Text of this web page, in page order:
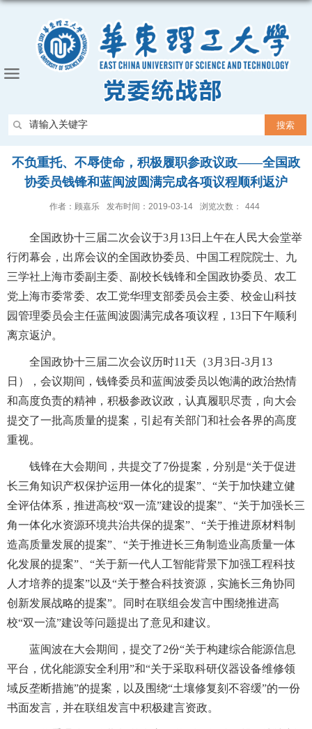
不负重托、不辱使命，积极履职参政议政——全国政
协委员钱锋和蓝闽波圆满完成各项议程顺利返沪
作者：顾嘉乐 发布时间：2019-03-14 浏览次数： 444
全国政协十三届二次会议于3月13日上午在人民大会堂举
行闭幕会，出席会议的全国政协委员、中国工程院院士、九
三学社上海市委副主委、副校长钱锋和全国政协委员、农工
党上海市委常委、农工党华理支部委员会主委、校金山科技
园管理委员会主任蓝闽波圆满完成各项议程，13日下午顺利
离京返沪。
全国政协十三届二次会议历时11天（3月3日-3月13
日），会议期间，钱锋委员和蓝闽波委员以饱满的政治热情
和高度负责的精神，积极参政议政，认真履职尽责，向大会
提交了一批高质量的提案，引起有关部门和社会各界的高度
重视。
钱锋在大会期间，共提交了7份提案，分别是“关于促进
长三角知识产权保护运用一体化的提案”、“关于加快建立健
全评估体系，推进高校“双一流”建设的提案”、“关于加强长三
角一体化水资源环境共治共保的提案”、“关于推进原材料制
造高质量发展的提案”、“关于推进长三角制造业高质量一体
化发展的提案”、“关于新一代人工智能背景下加强工程科技
人才培养的提案”以及“关于整合科技资源，实施长三角协同
创新发展战略的提案”。同时在联组会发言中围绕推进高
校“双一流”建设等问题提出了意见和建议。
蓝闽波在大会期间，提交了2份“关于构建综合能源信息
平台，优化能源安全利用”和“关于采取科研仪器设备维修领
域反垄断措施”的提案，以及围绕“土壤修复刻不容缓”的一份
书面发言，并在联组发言中积极建言资政。